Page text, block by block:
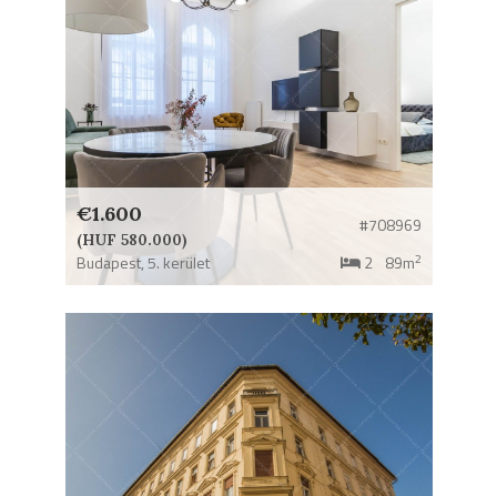
€1.600
(HUF 580.000)
#708969
Budapest,5. kerület 2 89m2